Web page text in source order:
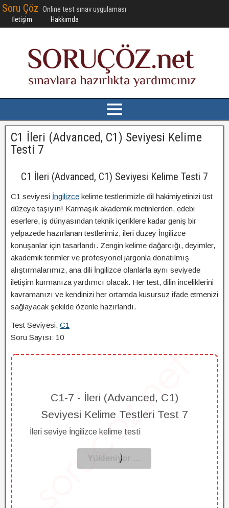
Soru Çöz Online test sınav uygulaması
İletişim Hakkımda
C1 İleri (Advanced, C1) Seviyesi Kelime
Testi 7
C1 İleri (Advanced, C1) Seviyesi Kelime Testi 7
C1 seviyesi İngilizce kelime testlerimizle dil hakimiyetinizi üst
düzeye taşıyın! Karmaşık akademik metinlerden, edebi
eserlere, iş dünyasından teknik içeriklere kadar geniş bir
yelpazede hazırlanan testlerimiz, ileri düzey İngilizce
konuşanlar için tasarlandı. Zengin kelime dağarcığı, deyimler,
akademik terimler ve profesyonel jargonla donatılmış
alıştırmalarımız, ana dili İngilizce olanlarla aynı seviyede
iletişim kurmanıza yardımcı olacak. Her test, dilin inceliklerini
kavramanızı ve kendinizi her ortamda kusursuz ifade etmenizi
sağlayacak şekilde özenle hazırlandı.
Test Seviyesi: C1
Soru Sayısı: 10
C1-7 - İleri (Advanced, C1)
Seviyesi Kelime Testleri Test 7
İleri seviye İngilizce kelime testi